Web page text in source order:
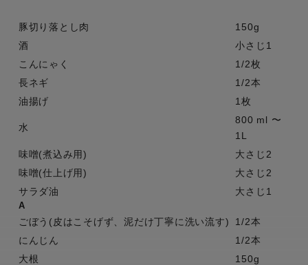
豚切り落とし肉
150g
酒
小さじ1
こんにゃく
1/2枚
長ネギ
1/2本
油揚げ
1枚
水
800 ml 〜
1L
味噌(煮込み用)
大さじ2
味噌(仕上げ用)
大さじ2
サラダ油
大さじ1
A
ごぼう(皮はこそげず、泥だけ丁寧に洗い流す)
1/2本
にんじん
1/2本
大根
150g